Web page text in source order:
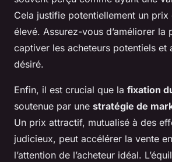
Cela justifie potentiellement un prix
élevé. Assurez-vous d’améliorer la
captiver les acheteurs potentiels et
désiré.
Enfin, il est crucial que la fixation
soutenue par une stratégie de
Un prix attractif, mutualisé à des
judicieux, peut accélérer la vente
l’attention de l’acheteur idéal.